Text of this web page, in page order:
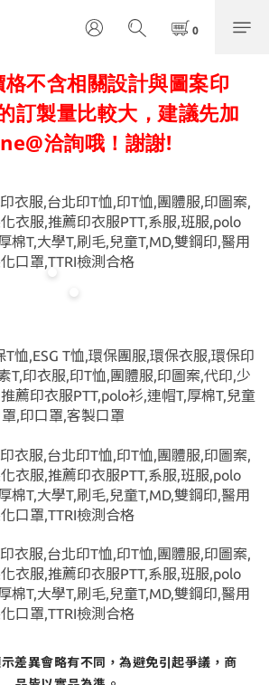
不含相關設計與圖案印
訂製量比較大，建議先加
洽詢哦！謝謝!
差異會略有不同，為避免引起爭議，商